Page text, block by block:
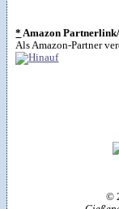
* Amazon
Als Amazon-Partner
©